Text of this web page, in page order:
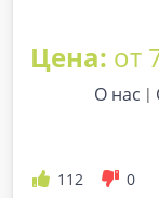
Цена: от
О нас
112 0